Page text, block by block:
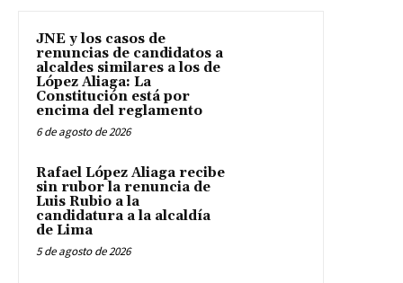
JNE y los casos de
renuncias de candidatos a
alcaldes similares a los de
López Aliaga: La
Constitución está por
encima del reglamento
6 de agosto de 2026
Rafael López Aliaga recibe
sin rubor la renuncia de
Luis Rubio a la
candidatura a la alcaldía
de Lima
5 de agosto de 2026